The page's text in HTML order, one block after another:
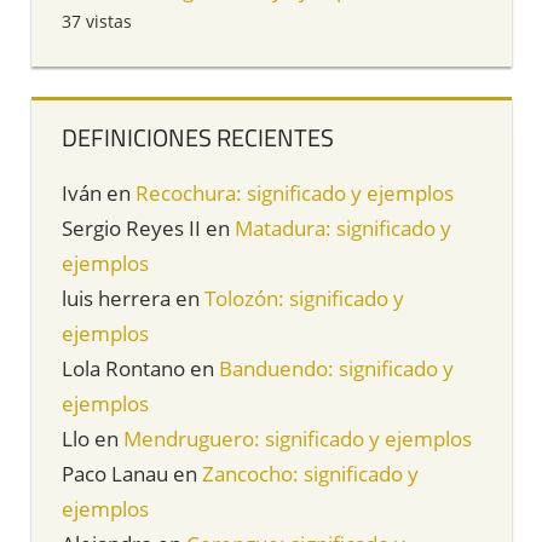
37 vistas
DEFINICIONES RECIENTES
Iván en Recochura: significado y ejemplos
Sergio Reyes II en Matadura: significado y
ejemplos
luis herrera en Tolozón: significado y
ejemplos
Lola Rontano en Banduendo: significado y
ejemplos
Llo en Mendruguero: significado y ejemplos
Paco Lanau en Zancocho: significado y
ejemplos